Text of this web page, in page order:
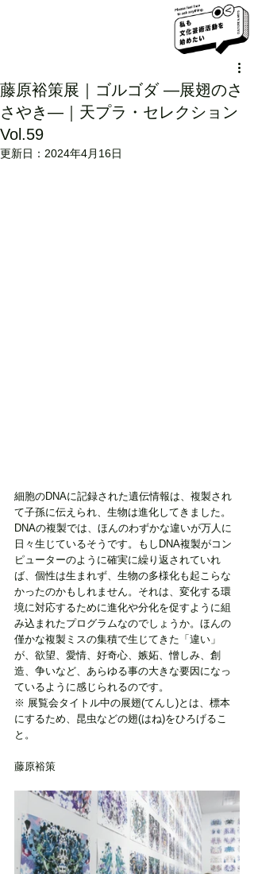
藤原裕策展｜ゴルゴダ ―展翅のさ
さやき―｜天プラ・セレクション
Vol.59
更新日： 2024年4月16日
細胞のDNAに記録された遺伝情報は、複製され
て子孫に伝えられ、生物は進化してきました。
DNAの複製では、ほんのわずかな違いが万人に
日々生じているそうです。もしDNA複製がコン
ピューターのように確実に繰り返されていれ
ば、個性は生まれず、生物の多様化も起こらな
かったのかもしれません。それは、変化する環
境に対応するために進化や分化を促すように組
み込まれたプログラムなのでしょうか。ほんの
僅かな複製ミスの集積で生じてきた「違い」
が、欲望、愛情、好奇心、嫉妬、憎しみ、創
造、争いなど、あらゆる事の大きな要因になっ
ているように感じられるのです。
※ 展覧会タイトル中の展翅(てんし)とは、標本
にするため、昆虫などの翅(はね)をひろげるこ
と。
藤原裕策